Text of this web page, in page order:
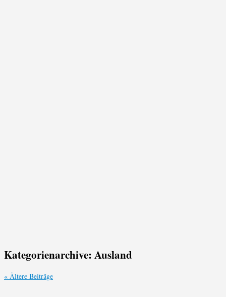
Kategorienarchive: Ausland
« Ältere Beiträge